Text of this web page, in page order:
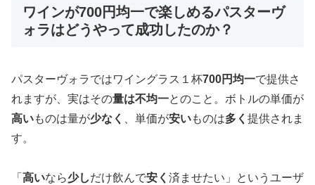
ワインが700円均一で楽しめるパスターヴ
ォラはどうやって成功したのか？
パスターヴォラではワイングラス１杯700円均一で提供さ
れますが、実はその量は不均一とのこと。ボトルの単価が
高いものは量が少なく 、単価が安いものは多く 提供されま
す。
「 高いなら少しだけ飲んで安く 済ませたい」というユーザ